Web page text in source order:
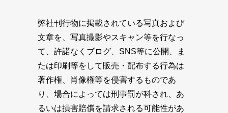
弊社刊行物に掲載されている写真および
文章を、写真撮影やスキャン等を行なっ
て、許諾なくブログ、SNS等に公開、ま
たは印刷等をして販売・配布する行為は
著作権、肖像権等を侵害するものであ
り、場合によっては刑事罰が科され、あ
るいは損害賠償を請求される可能性があ